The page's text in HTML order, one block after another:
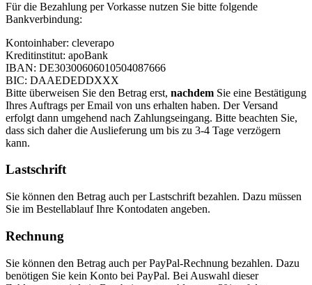
Für die Bezahlung per Vorkasse nutzen Sie bitte folgende
Bankverbindung:
Kontoinhaber: cleverapo
Kreditinstitut: apoBank
IBAN: DE30300606010504087666
BIC: DAAEDEDDXXX
Bitte überweisen Sie den Betrag erst, nachdem Sie eine Bestätigung
Ihres Auftrags per Email von uns erhalten haben. Der Versand
erfolgt dann umgehend nach Zahlungseingang. Bitte beachten Sie,
dass sich daher die Auslieferung um bis zu 3-4 Tage verzögern
kann.
Lastschrift
Sie können den Betrag auch per Lastschrift bezahlen. Dazu müssen
Sie im Bestellablauf Ihre Kontodaten angeben.
Rechnung
Sie können den Betrag auch per PayPal-Rechnung bezahlen. Dazu
benötigen Sie kein Konto bei PayPal. Bei Auswahl dieser